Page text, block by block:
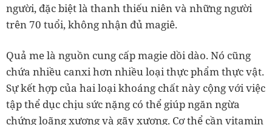
người, đặc biệt là thanh thiếu niên và những người
trên 70 tuổi, không nhận đủ magiê.
Quả me là nguồn cung cấp magie dồi dào. Nó cũng
chứa nhiều canxi hơn nhiều loại thực phẩm thực vật.
Sự kết hợp của hai loại khoáng chất này cộng với việc
tập thể dục chịu sức nặng có thể giúp ngăn ngừa
chứng loãng xương và gãy xương. Cơ thể cần vitamin